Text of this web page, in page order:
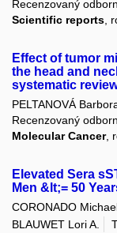
Recenzovaný
Scientific reports ,
Effect of tumor
the head and
systematic
PELTANOVÁ
Recenzovaný
Molecular Cancer,
Elevated Sera
Men &lt;= 50
CORONADO
BLAUWET Lori A.